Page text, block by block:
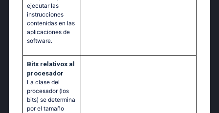
ejecutar las
instrucciones
contenidas en las
aplicaciones de
software.
Bits relativos al
procesador
La clase del
procesador (los
bits) se determina
por el tamaño